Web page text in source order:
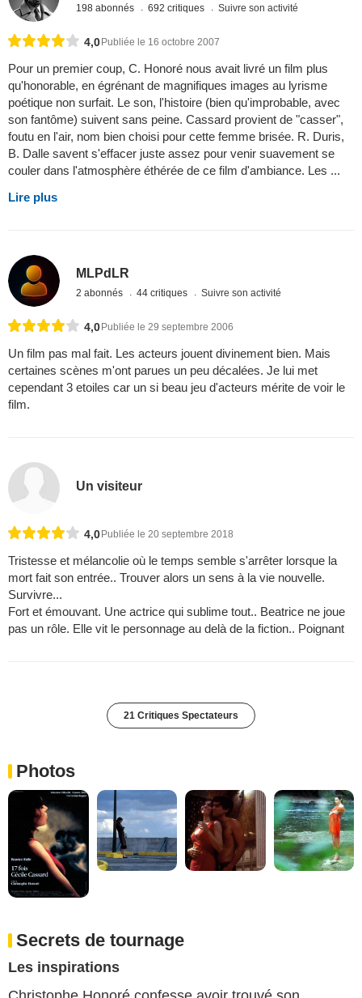
198 abonnés 692 critiques Suivre son activité
4,0Publiée le 16 octobre 2007
Pour un premier coup, C. Honoré nous avait livré un film plus
qu'honorable, en égrénant de magnifiques images au lyrisme
poétique non surfait. Le son, l'histoire (bien qu'improbable, avec
son fantôme) suivent sans peine. Cassard provient de "casser",
foutu en l'air, nom bien choisi pour cette femme brisée. R. Duris,
B. Dalle savent s'effacer juste assez pour venir suavement se
couler dans l'atmosphère éthérée de ce film d'ambiance. Les ...
Lire plus
MLPdLR
2 abonnés 44 critiques Suivre son activité
4,0Publiée le 29 septembre 2006
Un film pas mal fait. Les acteurs jouent divinement bien. Mais
certaines scènes m'ont parues un peu décalées. Je lui met
cependant 3 etoiles car un si beau jeu d'acteurs mérite de voir le
film.
Un visiteur
4,0 Publiée le 20 septembre 2018
Tristesse et mélancolie où le temps semble s'arrêter lorsque la
mort fait son entrée.. Trouver alors un sens à la vie nouvelle.
Survivre...
Fort et émouvant. Une actrice qui sublime tout.. Beatrice ne joue
pas un rôle. Elle vit le personnage au delà de la fiction.. Poignant
21 Critiques Spectateurs
Photos
Secrets de tournage
Les inspirations